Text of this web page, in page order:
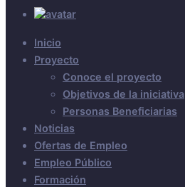
Inicio
Proyecto
Conoce el proyecto
Objetivos de la iniciativa
Personas Beneficiarias
Noticias
Ofertas de Empleo
Empleo Público
Formación